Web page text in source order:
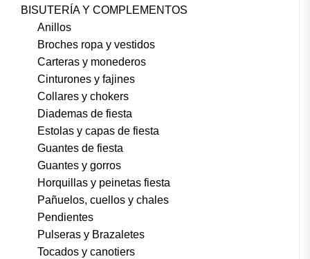
BISUTERÍA Y COMPLEMENTOS
Anillos
Broches ropa y vestidos
Carteras y monederos
Cinturones y fajines
Collares y chokers
Diademas de fiesta
Estolas y capas de fiesta
Guantes de fiesta
Guantes y gorros
Horquillas y peinetas fiesta
Pañuelos, cuellos y chales
Pendientes
Pulseras y Brazaletes
Tocados y canotiers